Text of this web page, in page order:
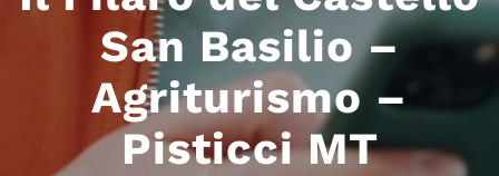
San Basilio –
Agriturismo –
Pisticci MT